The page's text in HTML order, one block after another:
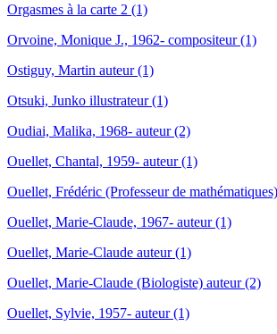
Orgasmes à la carte 2 (1)
Orvoine, Monique J., 1962- compositeur (1)
Ostiguy, Martin auteur (1)
Otsuki, Junko illustrateur (1)
Oudiai, Malika, 1968- auteur (2)
Ouellet, Chantal, 1959- auteur (1)
Ouellet, Frédéric (Professeur de
Ouellet, Marie-Claude, 1967- auteur (1)
Ouellet, Marie-Claude auteur (1)
Ouellet, Marie-Claude (Biologiste) auteur (2)
Ouellet, Sylvie, 1957- auteur (1)